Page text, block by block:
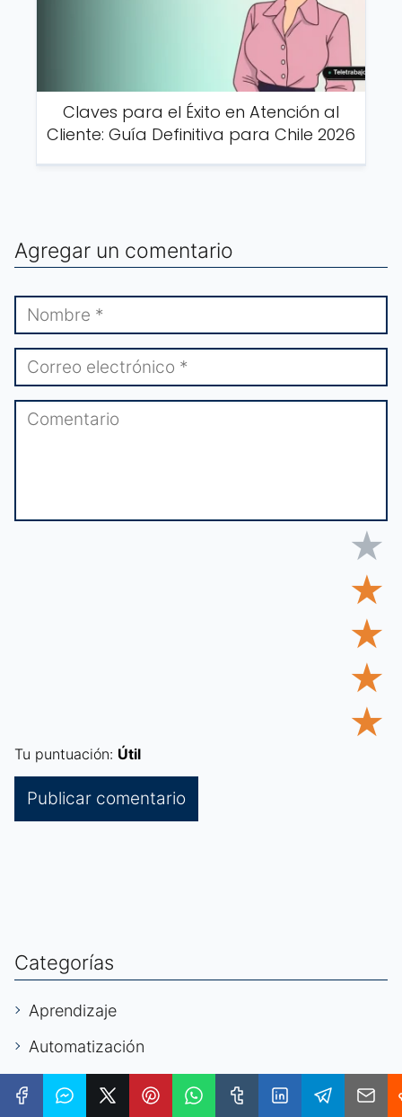
Claves para el Éxito en Atención al
Cliente: Guía Definitiva para Chile 2026
Agregar un comentario
★
★
★
★
★
Tu puntuación: Útil
Categorías
Aprendizaje
Automatización